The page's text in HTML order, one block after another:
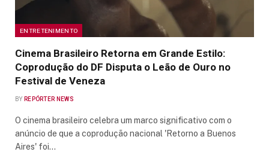
ENTRETENIMENTO
Cinema Brasileiro Retorna em Grande Estilo:
Coprodução do DF Disputa o Leão de Ouro no
Festival de Veneza
BY REPÓRTER NEWS
O cinema brasileiro celebra um marco significativo com o
anúncio de que a coprodução nacional 'Retorno a Buenos
Aires' foi…